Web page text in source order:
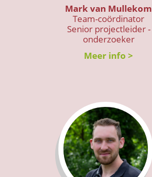
Mark van Mullekom
Team-coördinator
Senior projectleider -
onderzoeker
Meer info >